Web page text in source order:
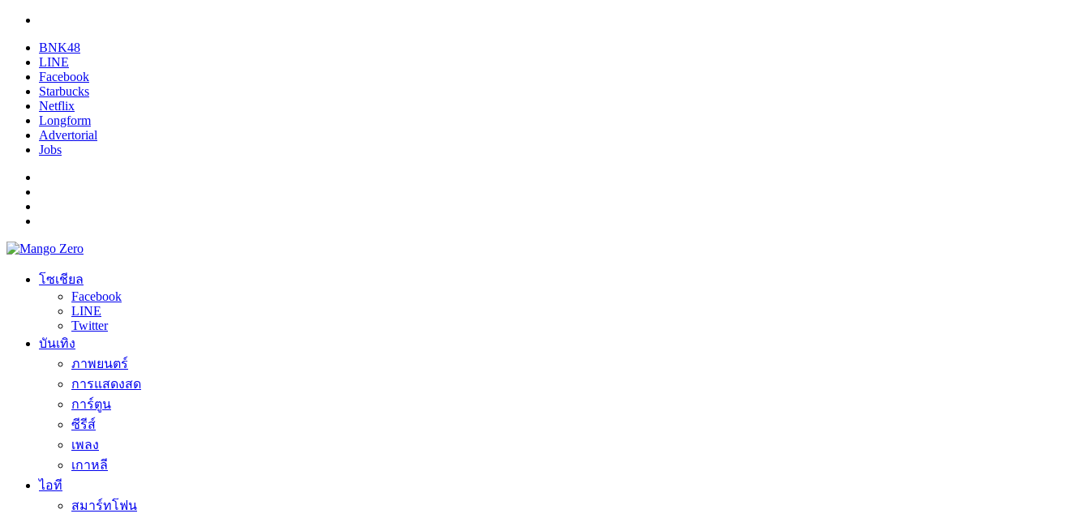
BNK48
LINE
Facebook
Starbucks
Netflix
Longform
Advertorial
Jobs
โซเชียล
Facebook
LINE
Twitter
บันเทิง
ภาพยนตร์
การแสดงสด
การ์ตูน
ซีรีส์
เพลง
เกาหลี
ไอที
สมาร์ทโฟน